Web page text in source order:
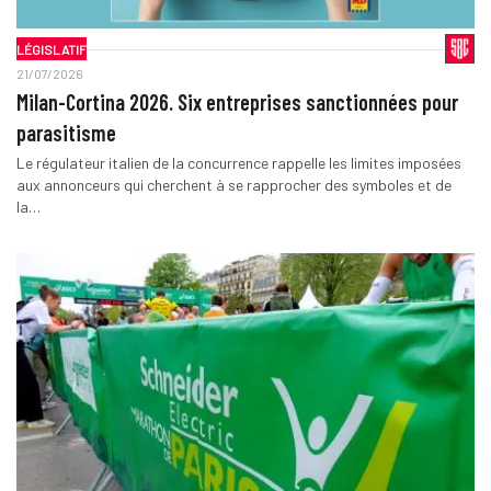
LÉGISLATIF
21/07/2026
Milan-Cortina 2026. Six entreprises sanctionnées pour
parasitisme
Le régulateur italien de la concurrence rappelle les limites imposées
aux annonceurs qui cherchent à se rapprocher des symboles et de
la…